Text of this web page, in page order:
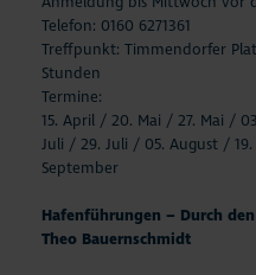
Telefon: 0160 6271361
Treffpunkt: Timmendorfer
Stunden
Termine:
15. April / 20. Mai / 27. Mai /
Juli / 29. Juli / 05. August /
September
Hafenführungen – Durch
Theo Bauernschmidt